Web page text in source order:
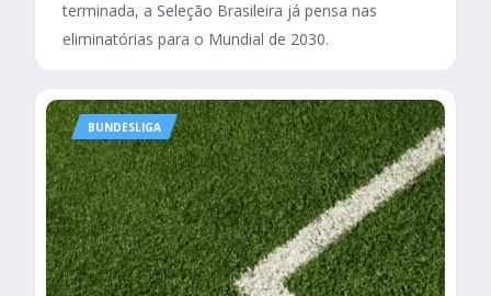
terminada, a Seleção Brasileira já pensa nas
eliminatórias para o Mundial de 2030.
BUNDESLIGA